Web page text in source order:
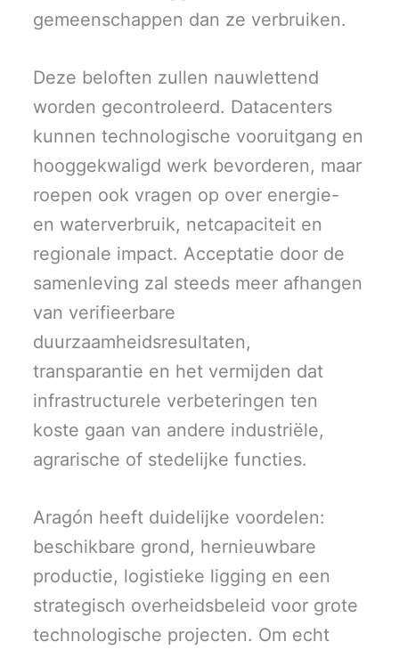
gemeenschappen dan ze verbruiken.
Deze beloften zullen nauwlettend
worden gecontroleerd. Datacenters
kunnen technologische vooruitgang en
hooggekwaligd werk bevorderen, maar
roepen ook vragen op over energie-
en waterverbruik, netcapaciteit en
regionale impact. Acceptatie door de
samenleving zal steeds meer afhangen
van verifieerbare
duurzaamheidsresultaten,
transparantie en het vermijden dat
infrastructurele verbeteringen ten
koste gaan van andere industriële,
agrarische of stedelijke functies.
Aragón heeft duidelijke voordelen:
beschikbare grond, hernieuwbare
productie, logistieke ligging en een
strategisch overheidsbeleid voor grote
technologische projecten. Om echt